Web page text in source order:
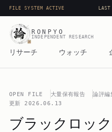
FILE SYSTEM ACTIVE
RONPYO
INDEPENDENT RESEARCH
リサーチ ウォッチ
OPEN FILE 大量保有報告 論評編
更新 2026.06.13
ブラックロッ